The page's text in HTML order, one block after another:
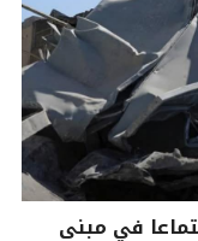
في مبنى